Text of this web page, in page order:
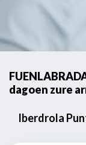
dagoen zure
Iberdrola